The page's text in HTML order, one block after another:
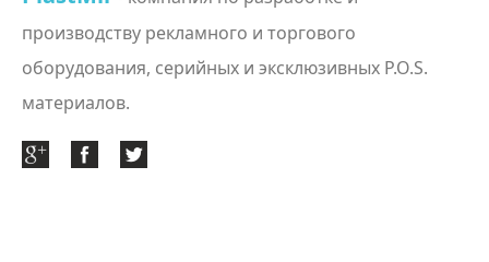
производству рекламного и торгового
оборудования, серийных и эксклюзивных P.O.S.
материалов.